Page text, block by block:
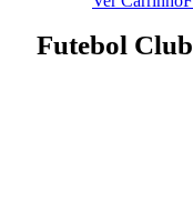
Futebol